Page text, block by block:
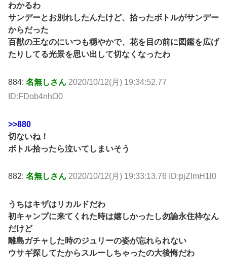
わかるわ
サンデーとお別れしたんたけど、拾ったボトルがサンデー
からだった
百獣の王なのにいつも穏やかで、花を目の前に図鑑を広げ
たりしてる光景を思い出して切なくなったわ
884: 名無しさん 2020/10/12(月) 19:34:52.77
ID:FDob4nhO0
>>880
切ないね！
ボトル拾ったら泣いてしまいそう
882: 名無しさん 2020/10/12(月) 19:33:13.76 ID:pjZImH1l0
うちはキザはリカルドだわ
初キャンプに来てくれた時は嬉しかったし勿論永住枠なん
だけど
離島ガチャした時のジュリーの姿が忘れられない
ウサギ探してたからスルーしちゃったの大後悔だわ